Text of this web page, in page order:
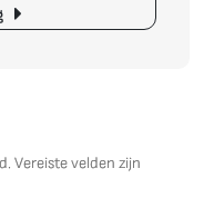
Vereiste velden zijn